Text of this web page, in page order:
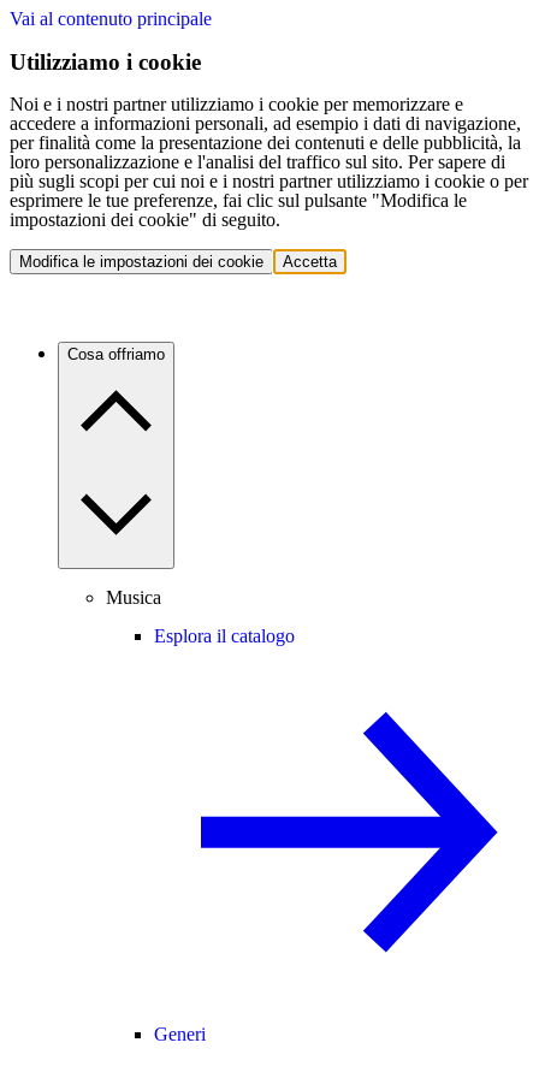
Vai al contenuto principale
Utilizziamo i cookie
Noi e i nostri partner utilizziamo i cookie per memorizzare e
accedere a informazioni personali, ad esempio i dati di navigazione,
per finalità come la presentazione dei contenuti e delle pubblicità, la
loro personalizzazione e l'analisi del traffico sul sito. Per sapere di
più sugli scopi per cui noi e i nostri partner utilizziamo i cookie o per
esprimere le tue preferenze, fai clic sul pulsante "Modifica le
impostazioni dei cookie" di seguito.
Modifica le impostazioni dei cookie Accetta
Cosa offriamo
Musica
Esplora il catalogo
Generi